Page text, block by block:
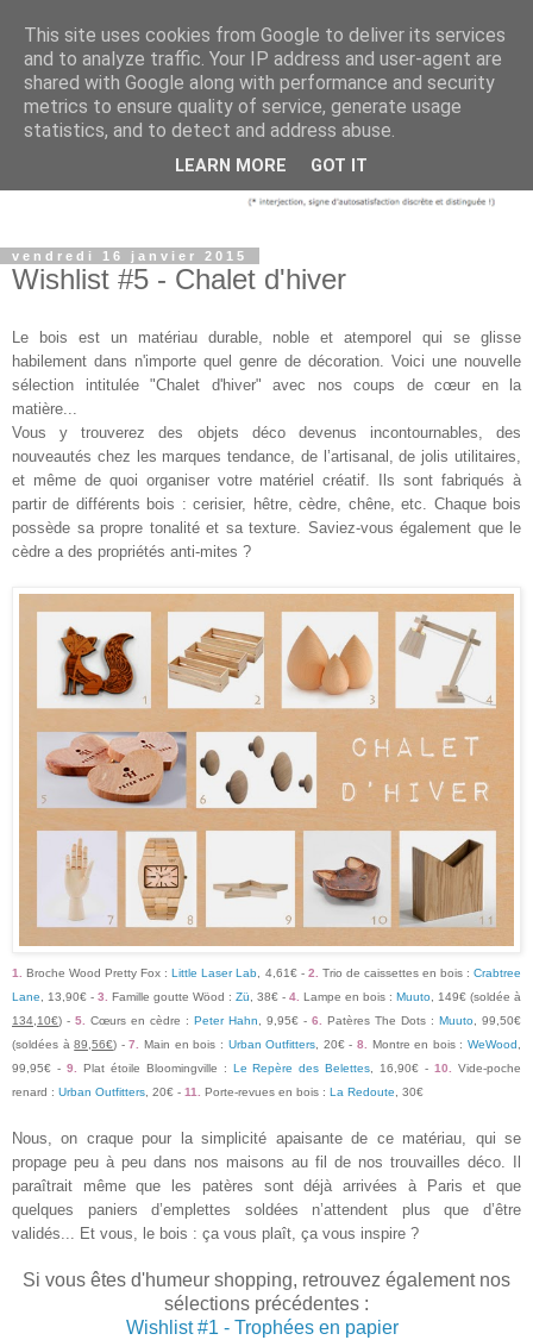
vendredi 16 janvier 2015
Wishlist #5 - Chalet d'hiver
Le bois est un matériau durable, noble et atemporel qui se glisse
habilement dans n'importe quel genre de décoration. Voici une nouvelle
sélection intitulée "Chalet d'hiver" avec nos coups de cœur en la
matière...
Vous y trouverez des objets déco devenus incontournables, des
nouveautés chez les marques tendance, de l’artisanal, de jolis utilitaires,
et même de quoi organiser votre matériel créatif. Ils sont fabriqués à
partir de différents bois : cerisier, hêtre, cèdre, chêne, etc. Chaque bois
possède sa propre tonalité et sa texture. Saviez-vous également que le
cèdre a des propriétés anti-mites ?
1. Broche Wood Pretty Fox :Little Laser Lab , 4,61€ - 2. Trio de caissettes en bois :Crabtree
Lane , 13,90€ - 3. Famille goutte Wöod : Zü , 38€ - 4. Lampe en bois : Muuto , 149€ (soldée à
134,10€) - 5. Cœurs en cèdre : Peter Hahn , 9,95€ - 6. Patères The Dots : Muuto , 99,50€
(soldées à89,56€) -7. Main en bois : Urban Outfitters , 20€ - 8. Montre en bois :WeWood
99,95€ - 9. Plat étoile Bloomingville : Le Repère des Belettes , 16,90€ -10.
Vide-poche
renard : Urban Outfitters , 20€ - 11. Porte-revues en bois : La Redoute , 30€
Nous, on craque pour la simplicité apaisante de ce matériau, qui se
propage peu à peu dans nos maisons au fil de nos trouvailles déco. Il
paraîtrait même que les patères sont déjà arrivées à Paris et que
quelques paniers d’emplettes soldées n’attendent plus que d’être
validés... Et vous, le bois : ça vous plaît, ça vous inspire ?
Si vous êtes d'humeur shopping, retrouvez également nos
sélections précédentes :
Wishlist #1 - Trophées en papier
This site uses cookies from Google to deliver its services
and to analyze traffic. Your IP address and user-agent are
shared with Google along with performance and security
metrics to ensure quality of service, generate usage
statistics, and to detect and address abuse.
LEARN MORE GOT IT